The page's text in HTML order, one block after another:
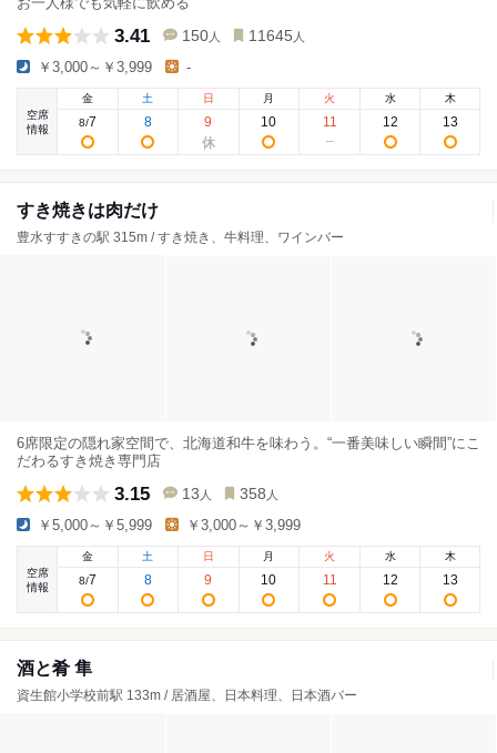
3.41 150 人 11645 人
￥3,000～￥3,999 -
空席
情報
金
8/7
土
8
日
9
月
10
火
11
水
12
木
13
すき焼きは肉だけ
豊水すすきの駅 315m / すき焼き、牛料理、ワインバー
6席限定の隠れ家空間で、北海道和牛を味わう。“一番美味しい瞬間”にこ
だわるすき焼き専門店
3.15 13 人 358 人
￥5,000～￥5,999 ￥3,000～￥3,999
空席
情報
金
8/7
土
8
日
9
月
10
火
11
水
12
木
13
酒と肴 隼
資生館小学校前駅 133m / 居酒屋、日本料理、日本酒バー